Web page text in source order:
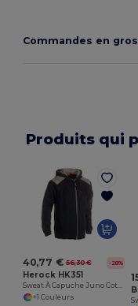
Commandes en gros
Produits qui
40,77 € 56,30 € -28%
Herock HK351
Sweat À Capuche Juno Coton
+1 Couleurs